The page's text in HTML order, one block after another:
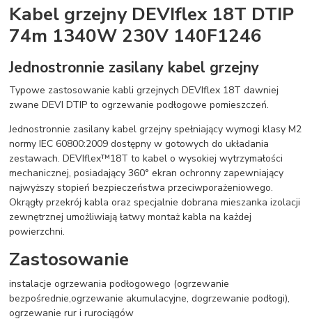
Kabel grzejny DEVIflex 18T DTIP
74m 1340W 230V 140F1246
Jednostronnie zasilany kabel grzejny
Typowe zastosowanie kabli grzejnych DEVIflex 18T dawniej
zwane DEVI DTIP to ogrzewanie podłogowe pomieszczeń.
Jednostronnie zasilany kabel grzejny spełniający wymogi klasy M2
normy IEC 60800:2009 dostępny w gotowych do układania
zestawach. DEVIflex™18T to kabel o wysokiej wytrzymałości
mechanicznej, posiadający 360° ekran ochronny zapewniający
najwyższy stopień bezpieczeństwa przeciwporażeniowego.
Okrągły przekrój kabla oraz specjalnie dobrana mieszanka izolacji
zewnętrznej umożliwiają łatwy montaż kabla na każdej
powierzchni.
Zastosowanie
instalacje ogrzewania podłogowego (ogrzewanie
bezpośrednie,ogrzewanie akumulacyjne, dogrzewanie podłogi),
ogrzewanie rur i rurociągów